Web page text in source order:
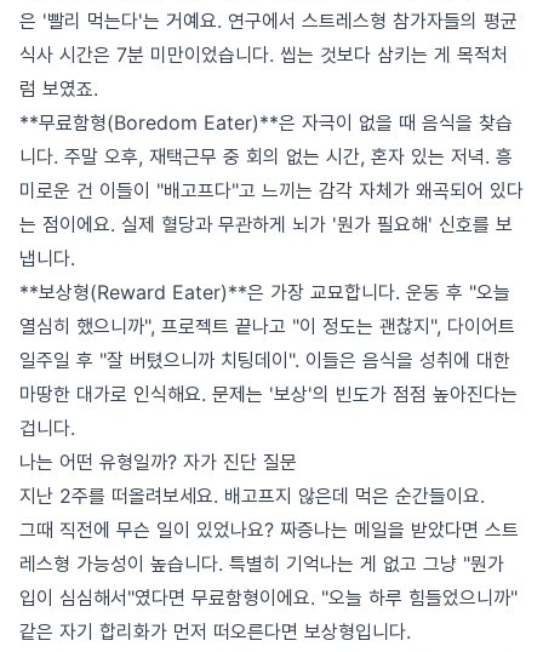
은 '빨리 먹는다'는 거예요. 연구에서 스트레스형 참가자들의 평균
식사 시간은 7분 미만이었습니다. 씹는 것보다 삼키는 게 목적처
럼 보였죠.
**무료함형(Boredom Eater)**은 자극이 없을 때 음식을 찾습
니다. 주말 오후, 재택근무 중 회의 없는 시간, 혼자 있는 저녁. 흥
미로운 건 이들이 "배고프다"고 느끼는 감각 자체가 왜곡되어 있다
는 점이에요. 실제 혈당과 무관하게 뇌가 '뭔가 필요해' 신호를 보
냅니다.
**보상형(Reward Eater)**은 가장 교묘합니다. 운동 후 "오늘
열심히 했으니까", 프로젝트 끝나고 "이 정도는 괜찮지", 다이어트
일주일 후 "잘 버텼으니까 치팅데이". 이들은 음식을 성취에 대한
마땅한 대가로 인식해요. 문제는 '보상'의 빈도가 점점 높아진다는
겁니다.
나는 어떤 유형일까? 자가 진단 질문
지난 2주를 떠올려보세요. 배고프지 않은데 먹은 순간들이요.
그때 직전에 무슨 일이 있었나요? 짜증나는 메일을 받았다면 스트
레스형 가능성이 높습니다. 특별히 기억나는 게 없고 그냥 "뭔가
입이 심심해서"였다면 무료함형이에요. "오늘 하루 힘들었으니까"
같은 자기 합리화가 먼저 떠오른다면 보상형입니다.